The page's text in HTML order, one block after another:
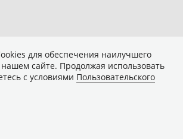
для обеспечения наилучшего
сайте. Продолжая использовать
с условиями Пользовательского